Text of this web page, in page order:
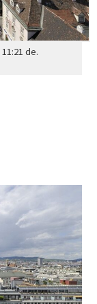
11:21 de.